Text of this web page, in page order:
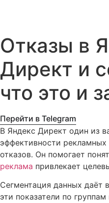
Отказы в
Директ и
что это и
Перейти в Telegram
В Яндекс Директ один из
эффективности рекламных
отказов. Он помогает
реклама привлекает
Сегментация данных даёт
эти показатели по